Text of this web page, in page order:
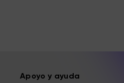
Apoyo y ayuda